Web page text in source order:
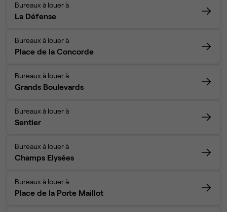
Bureaux à louer à
La Défense
Bureaux à louer à
Place de la Concorde
Bureaux à louer à
Grands Boulevards
Bureaux à louer à
Sentier
Bureaux à louer à
Champs Elysées
Bureaux à louer à
Place de la Porte Maillot